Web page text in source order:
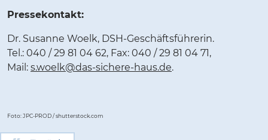
Pressekontakt:
Dr. Susanne Woelk, DSH-Geschäftsführerin.
Tel.: 040 / 29 81 04 62, Fax: 040 / 29 81 04 71,
Mail: s.woelk@das-sichere-haus.de.
Foto: JPC-PROD / shutterstock.com